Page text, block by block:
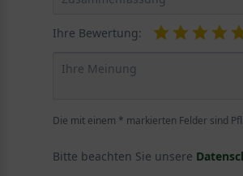
Ihre Bewertung:
Die mit einem * markierten Felder sind
Bitte beachten Sie unsere